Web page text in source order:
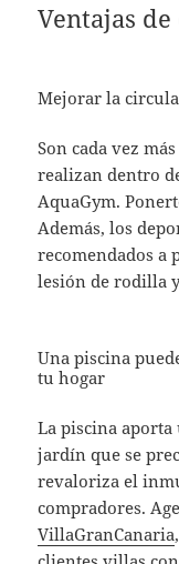
Ventajas
Mejorar la
Son cada vez
realizan dentro
AquaGym.
Además, los
recomendados a
lesión de rodilla
Una piscina
tu hogar
La piscina
jardín que se
revaloriza el
compradores.
VillaGranCanaria